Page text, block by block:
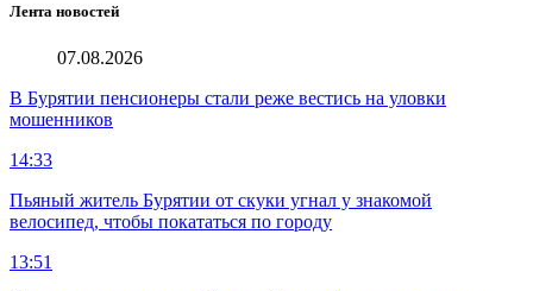
Лента новостей
07.08.2026
В Бурятии пенсионеры стали реже вестись на уловки
мошенников
14:33
Пьяный житель Бурятии от скуки угнал у знакомой
велосипед, чтобы покататься по городу
13:51